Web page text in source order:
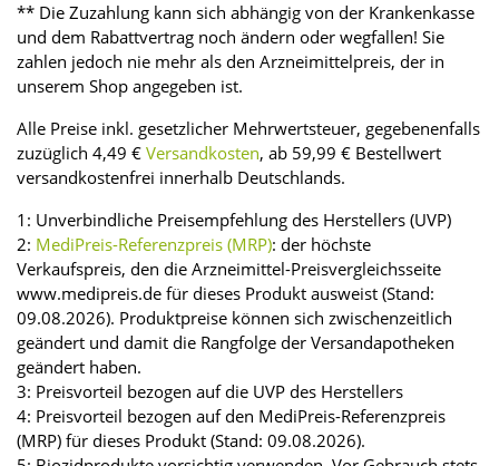
** Die Zuzahlung kann sich abhängig von der Krankenkasse
und dem Rabattvertrag noch ändern oder wegfallen! Sie
zahlen jedoch nie mehr als den Arzneimittelpreis, der in
unserem Shop angegeben ist.
Alle Preise inkl. gesetzlicher Mehrwertsteuer, gegebenenfalls
zuzüglich 4,49 € Versandkosten, ab 59,99 € Bestellwert
versandkostenfrei innerhalb Deutschlands.
1: Unverbindliche Preisempfehlung des Herstellers (UVP)
2: MediPreis-Referenzpreis (MRP): der höchste
Verkaufspreis, den die Arzneimittel-Preisvergleichsseite
www.medipreis.de für dieses Produkt ausweist (Stand:
09.08.2026). Produktpreise können sich zwischenzeitlich
geändert und damit die Rangfolge der Versandapotheken
geändert haben.
3: Preisvorteil bezogen auf die UVP des Herstellers
4: Preisvorteil bezogen auf den MediPreis-Referenzpreis
(MRP) für dieses Produkt (Stand: 09.08.2026).